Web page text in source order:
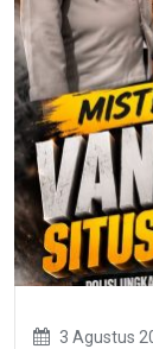
3 Agustus